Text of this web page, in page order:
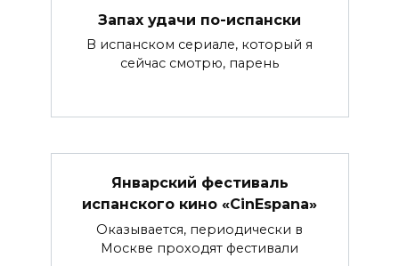
Запах удачи по-испански
В испанском сериале, который я
сейчас смотрю, парень
Январский фестиваль
испанского кино «CinEspana»
Оказывается, периодически в
Москве проходят фестивали